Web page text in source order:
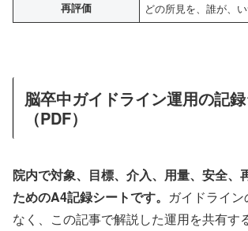
再評価 どの所見を、誰が、
脳卒中ガイドライン運用の記
（PDF）
院内で対象、目標、介入、用量、安全、
ためのA4記録シートです。 ガイドライ
なく、この記事で解説した運用を共有す